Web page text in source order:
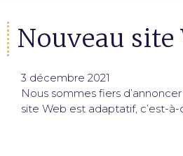
Nouveau site
3 décembre 2021
Nous sommes fiers
site Web est adaptatif, c’est-